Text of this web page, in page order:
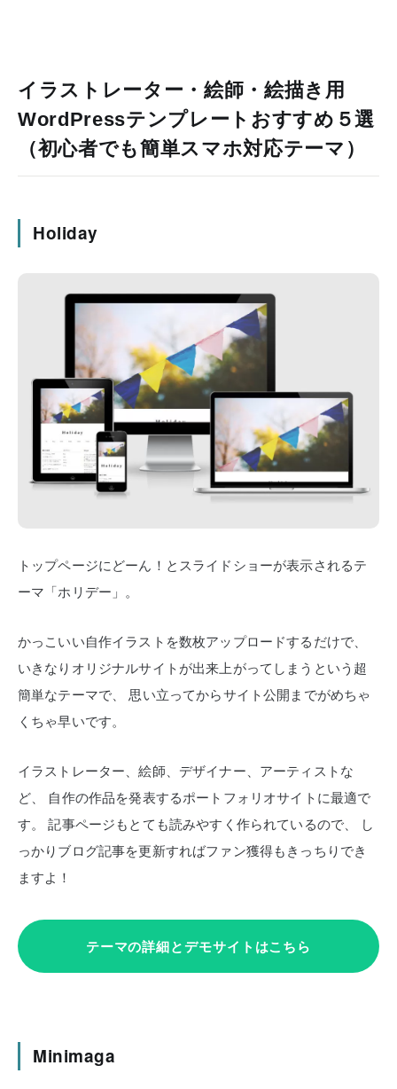
イラストレーター・絵師・絵描き用
WordPressテンプレートおすすめ５選
（初心者でも簡単スマホ対応テーマ）
Holiday
トップページにどーん！とスライドショーが表示されるテ
ーマ「ホリデー」。
かっこいい自作イラストを数枚アップロードするだけで、
いきなりオリジナルサイトが出来上がってしまうという超
簡単なテーマで、
思い立ってからサイト公開までがめちゃ
くちゃ早いです。
イラストレーター、絵師、デザイナー、アーティストな
ど、
自作の作品を発表するポートフォリオサイトに最適で
す。
記事ページもとても読みやすく作られているので、
し
っかりブログ記事を更新すればファン獲得もきっちりでき
ますよ！
テーマの詳細とデモサイトはこちら
Minimaga